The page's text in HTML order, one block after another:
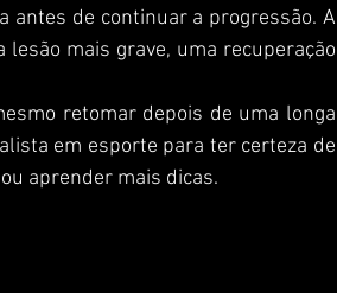
antes de continuar a progressão. A
lesão mais grave, uma recuperação
em esporte para ter certeza de
aprender mais dicas.